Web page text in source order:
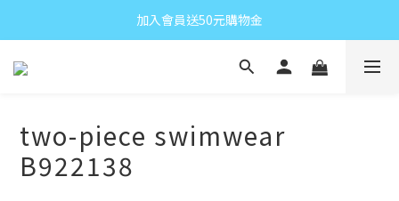
加入會員送50元購物金
two-piece swimwear
B922138